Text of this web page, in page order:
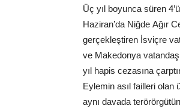
Üç yıl boyunca süren
Haziran’da Niğde Ağır
gerçekleştiren İsviçre
ve Makedonya
yıl hapis cezasına
Eylemin asıl failleri olan
aynı davada